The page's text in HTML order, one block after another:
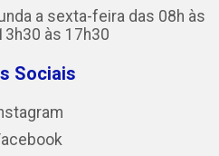
a sexta-feira das 08h às
às 17h30
Sociais